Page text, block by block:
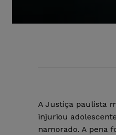
A Justiça paulista
injuriou
namorado. A pena